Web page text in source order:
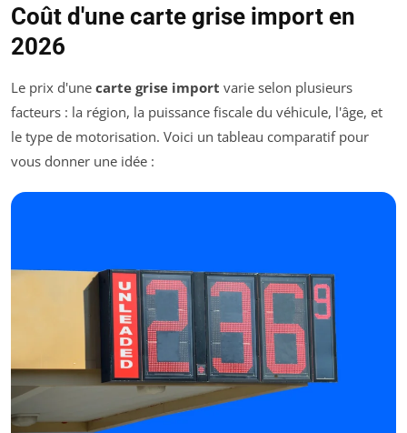
Coût d'une carte grise import en
2026
Le prix d'une carte grise import varie selon plusieurs
facteurs : la région, la puissance fiscale du véhicule, l'âge, et
le type de motorisation. Voici un tableau comparatif pour
vous donner une idée :